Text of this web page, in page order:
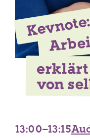
von
13:00–13:15